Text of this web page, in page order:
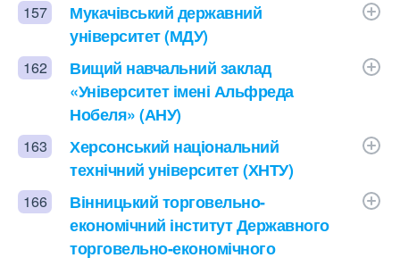
157
Мукачівський державний
університет (МДУ)
162
Вищий навчальний заклад
«Університет імені Альфреда
Нобеля» (АНУ)
163
Херсонський національний
технічний університет (ХНТУ)
166
Вінницький торговельно-
економічний інститут Державного
торговельно-економічного